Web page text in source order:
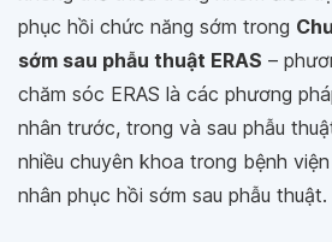
phục hồi chức năng sớm trong
sớm sau phẫu thuật ERAS –
chăm sóc ERAS là các phương
nhân trước, trong và sau phẫu
nhiều chuyên khoa trong bệnh
nhân phục hồi sớm sau phẫu thuật.